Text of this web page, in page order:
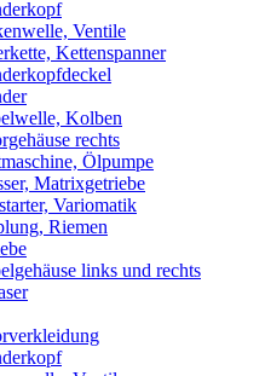
Ventile
Kettenspanner
Kolben
rechts
Ölpumpe
Matrixgetriebe
Variomatik
Riemen
links und rechts